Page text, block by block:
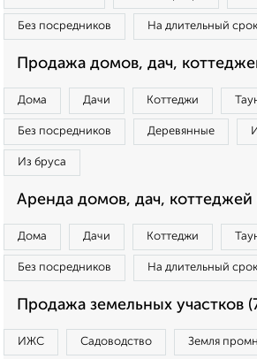
Без посредников На длительный срок
Продажа домов, дач,
Дома Дачи Коттеджи
Без посредников Деревянные
Из бруса
Аренда домов, дач, коттеджей
Дома Дачи Коттеджи
Без посредников На длительный срок
Продажа земельных участков
ИЖС Садоводство Земля